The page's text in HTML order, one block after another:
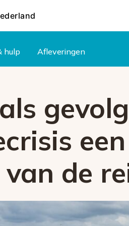
hulp Afleveringen
de